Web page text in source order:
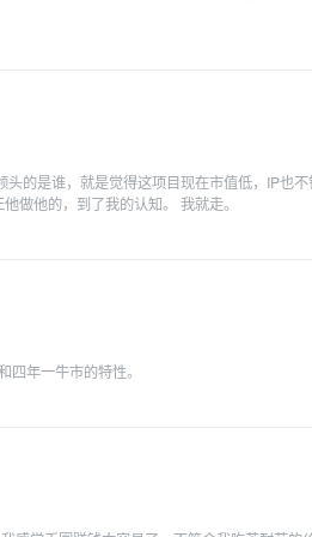
的是谁，就是觉得这项目现在市值低，IP也不
做他的，到了我的认知。 我就走。
年一牛市的特性。